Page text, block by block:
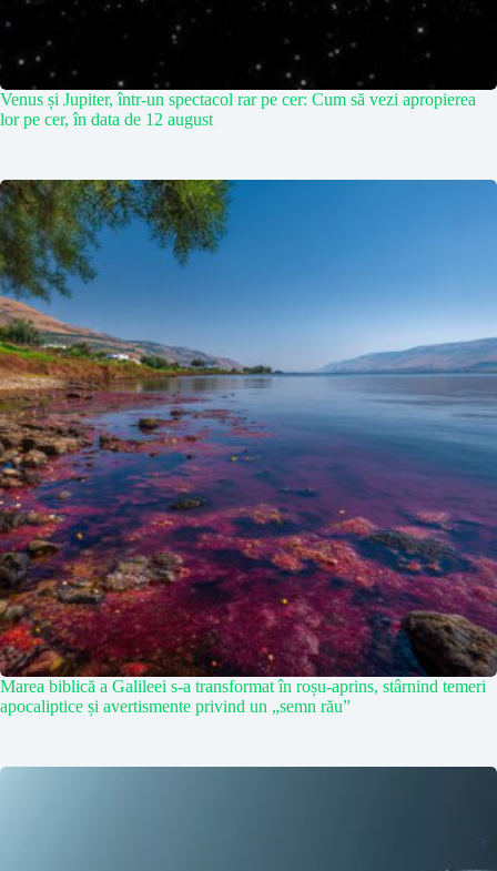
Venus și Jupiter, într-un spectacol rar pe cer: Cum să vezi apropierea
lor pe cer, în data de 12 august
Marea biblică a Galileei s-a transformat în roșu-aprins, stârnind temeri
apocaliptice și avertismente privind un „semn rău”